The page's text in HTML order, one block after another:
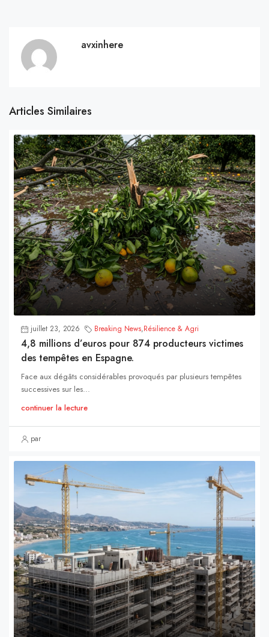
avxinhere
Articles Similaires
juillet 23, 2026 Breaking News,Résilience & Agri
4,8 millions d’euros pour 874 producteurs victimes
des tempêtes en Espagne.
Face aux dégâts considérables provoqués par plusieurs tempêtes
successives sur les...
continuer la lecture
par